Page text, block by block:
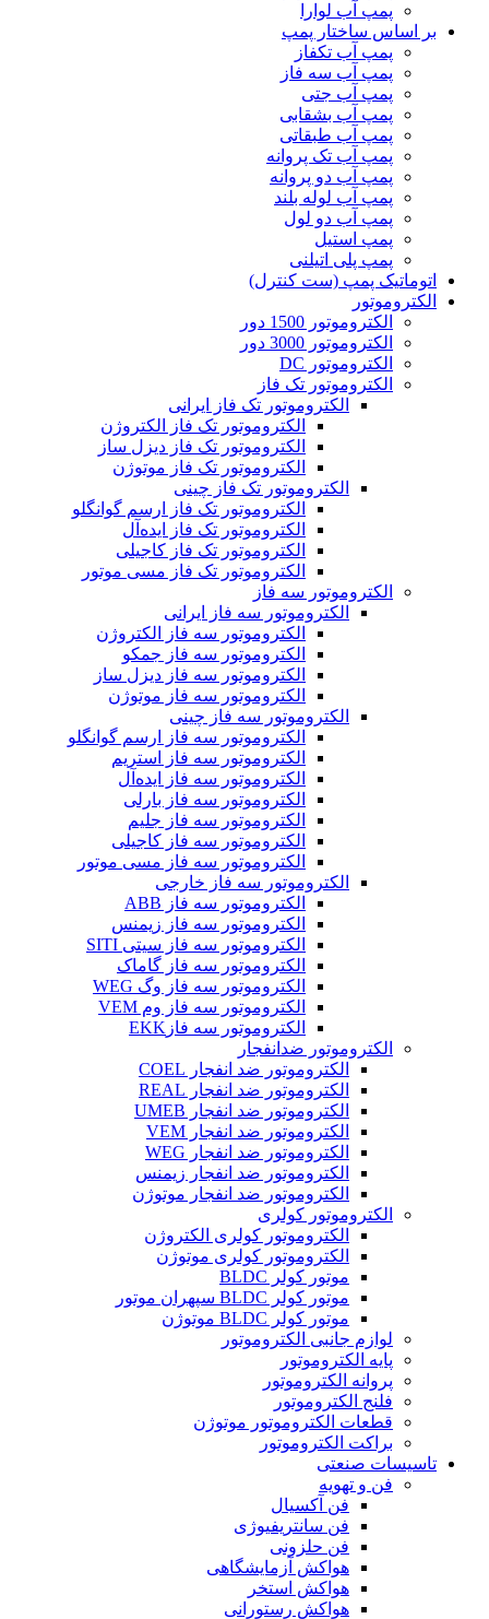
پمپ آب لوارا
بر اساس ساختار پمپ
پمپ آب تکفاز
پمپ آب سه فاز
پمپ آب جتی
پمپ آب بشقابی
پمپ آب طبقاتی
پمپ آب تک پروانه
پمپ آب دو پروانه
پمپ آب لوله بلند
پمپ آب دو لول
پمپ استیل
پمپ پلی اتیلنی
اتوماتیک پمپ (ست کنترل)
الکتروموتور
الکتروموتور 1500 دور
الکتروموتور 3000 دور
الکتروموتور DC
الکتروموتور تک فاز
الکتروموتور تک فاز ایرانی
الکتروموتور تک فاز الکتروژن
الکتروموتور تک فاز دیزل ساز
الکتروموتور تک فاز موتوژن
الکتروموتور تک فاز چینی
الکتروموتور تک فاز ارسم گوانگلو
الکتروموتور تک فاز ایده‌آل
الکتروموتور تک فاز کاجیلی
الکتروموتور تک فاز مسی موتور
الکتروموتور سه فاز
الکتروموتور سه فاز ایرانی
الکتروموتور سه فاز الکتروژن
الکتروموتور سه فاز جمکو
الکتروموتور سه فاز دیزل ساز
الکتروموتور سه فاز موتوژن
الکتروموتور سه فاز چینی
الکتروموتور سه فاز ارسم گوانگلو
الکتروموتور سه فاز استریم
الکتروموتور سه فاز ایده‌آل
الکتروموتور سه فاز بارلی
الکتروموتور سه فاز جلیم
الکتروموتور سه فاز کاجیلی
الکتروموتور سه فاز مسی موتور
الکتروموتور سه فاز خارجی
الکتروموتور سه فاز ABB
الکتروموتور سه فاز زیمنس
الکتروموتور سه فاز سیتی SITI
الکتروموتور سه فاز گاماک
الکتروموتور سه فاز وگ WEG
الکتروموتور سه فاز وم VEM
الکتروموتور سه فازEKK
الکتروموتور ضدانفجار
الکتروموتور ضد انفجار COEL
الکتروموتور ضد انفجار REAL
الکتروموتور ضد انفجار UMEB
الکتروموتور ضد انفجار VEM
الکتروموتور ضد انفجار WEG
الکتروموتور ضد انفجار زیمنس
الکتروموتور ضد انفجار موتوژن
الکتروموتور کولری
الکتروموتور کولری الکتروژن
الکتروموتور کولری موتوژن
موتور کولر BLDC
موتور کولر BLDC سپهران موتور
موتور کولر BLDC موتوژن
لوازم جانبی الکتروموتور
پایه الکتروموتور
پروانه الکتروموتور
فلنج الکتروموتور
قطعات الکتروموتور موتوژن
براکت الکتروموتور
تاسیسات صنعتی
فن و تهویه
فن آکسیال
فن سانتریفیوژی
فن حلزونی
هواکش آزمایشگاهی
هواکش استخر
هواکش رستورانی